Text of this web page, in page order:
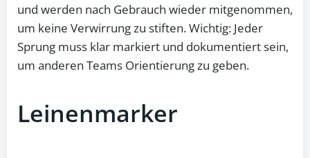
und werden nach Gebrauch wieder mitgenommen,
um keine Verwirrung zu stiften. Wichtig: Jeder
Sprung muss klar markiert und dokumentiert sein,
um anderen Teams Orientierung zu geben.
Leinenmarker